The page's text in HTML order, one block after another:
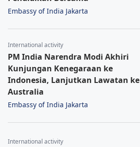
Embassy of India Jakarta
International activity
PM India Narendra Modi Akhiri
Kunjungan Kenegaraan ke
Indonesia, Lanjutkan Lawatan ke
Australia
Embassy of India Jakarta
International activity